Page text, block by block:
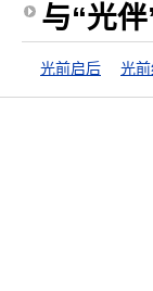
与“光
光前启后 光